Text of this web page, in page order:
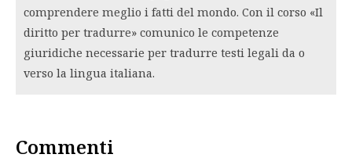
comprendere meglio i fatti del mondo. Con il corso «Il
diritto per tradurre» comunico le competenze
giuridiche necessarie per tradurre testi legali da o
verso la lingua italiana.
Commenti